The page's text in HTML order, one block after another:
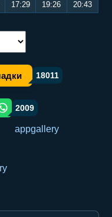
17:29 19:26 20:43
18011
orqali ulashish
WhatsApp orqali ulashish
2009